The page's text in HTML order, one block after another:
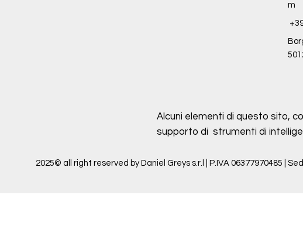
Alcuni elementi di questo sito,
supporto di strumenti di
m
2025© all right reserved by Daniel Greys s.r.l | P.IVA 06377970485 |